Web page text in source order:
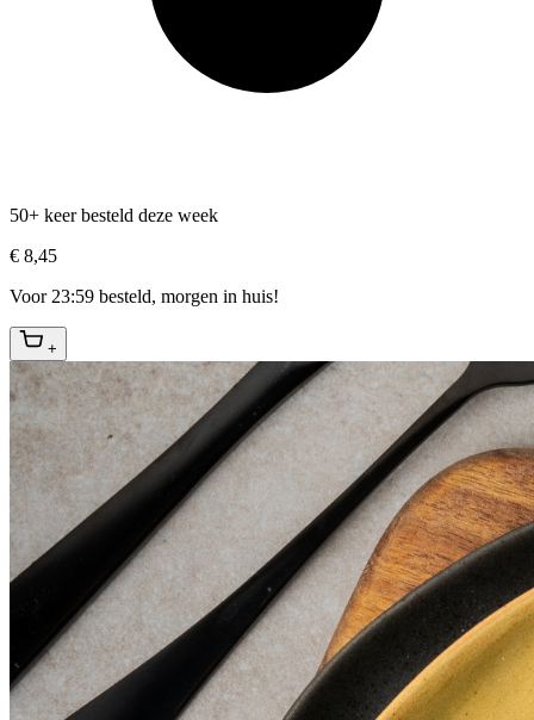
50+ keer besteld deze week
€ 8,45
Voor 23:59 besteld, morgen in huis!
+